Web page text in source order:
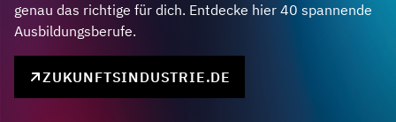
genau das richtige für dich. Entdecke hier 40 spannende
Ausbildungsberufe.
ZUKUNFTSINDUSTRIE.DE